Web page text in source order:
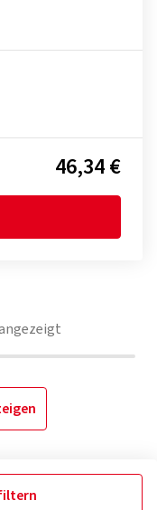
46,34 €